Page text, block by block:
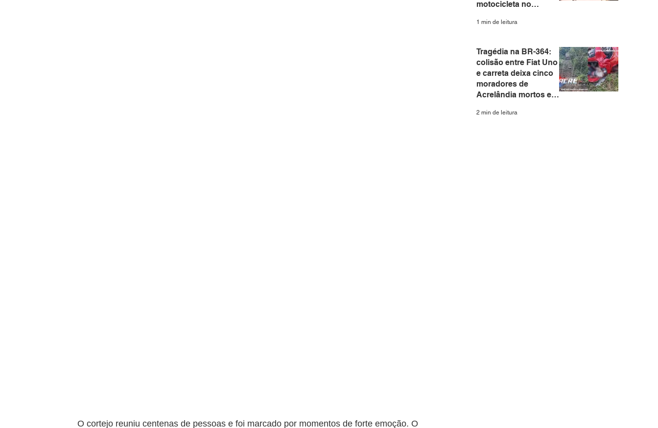
O cortejo reuniu centenas de pessoas e foi marcado por momentos de forte emoção. O
motocicleta no
Branco
1 min de leitura
Tragédia na BR-364:
colisão entre Fiat Uno
e carreta deixa cinco
moradores de
Acrelândia mortos em
2 min de leitura